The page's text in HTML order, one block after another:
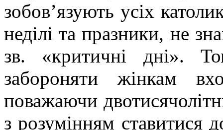
зобов’язують усіх
неділі та празники, не
зв. «критичні дні».
забороняти жінкам
поважаючи
з розумінням ставитися